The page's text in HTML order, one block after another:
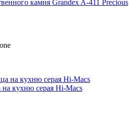
камня Grandex A-411 Precious
кухню серая Hi-Macs